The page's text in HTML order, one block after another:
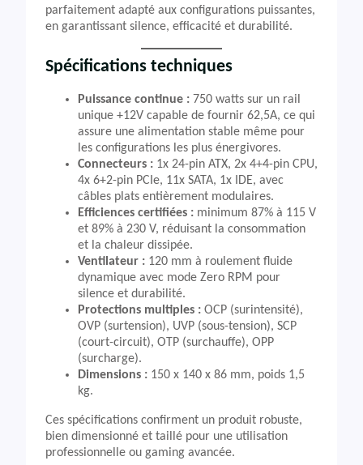
parfaitement adapté aux configurations puissantes,
en garantissant silence, efficacité et durabilité.
Spécifications techniques
Puissance continue : 750 watts sur un rail
unique +12V capable de fournir 62,5A, ce qui
assure une alimentation stable même pour
les configurations les plus énergivores.
Connecteurs : 1x 24-pin ATX, 2x 4+4-pin CPU,
4x 6+2-pin PCIe, 11x SATA, 1x IDE, avec
câbles plats entièrement modulaires.
Efficiences certifiées : minimum 87% à 115 V
et 89% à 230 V, réduisant la consommation
et la chaleur dissipée.
Ventilateur : 120 mm à roulement fluide
dynamique avec mode Zero RPM pour
silence et durabilité.
Protections multiples : OCP (surintensité),
OVP (surtension), UVP (sous-tension), SCP
(court-circuit), OTP (surchauffe), OPP
(surcharge).
Dimensions : 150 x 140 x 86 mm, poids 1,5
kg.
Ces spécifications confirment un produit robuste,
bien dimensionné et taillé pour une utilisation
professionnelle ou gaming avancée.